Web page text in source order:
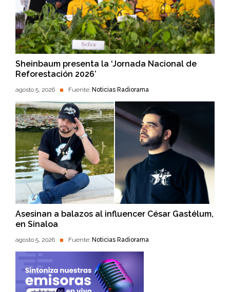
Sheinbaum presenta la ‘Jornada Nacional de
Reforestación 2026’
agosto 5, 2026 Fuente: Noticias Radiorama
Asesinan a balazos al influencer César Gastélum,
en Sinaloa
agosto 5, 2026 Fuente: Noticias Radiorama